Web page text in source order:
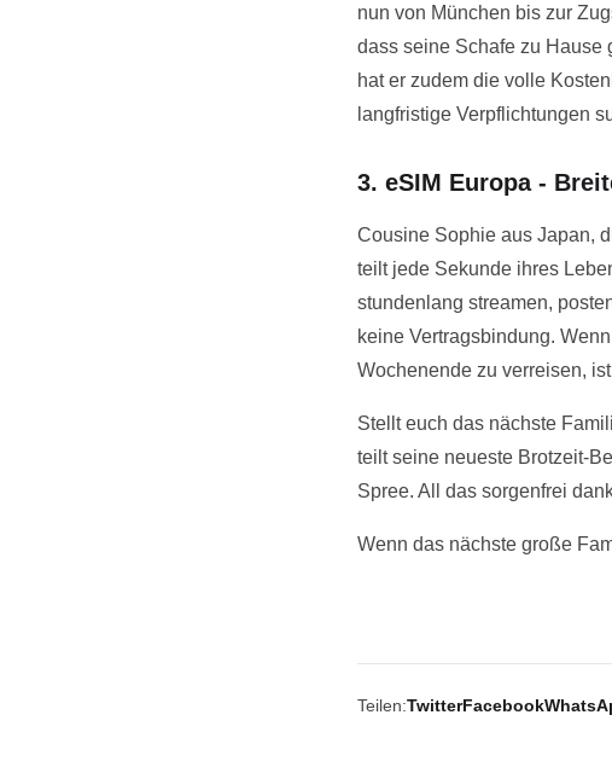
nun von München bis zur
dass seine Schafe zu Hause
hat er zudem die volle
langfristige Verpflichtungen
3. eSIM Europa-
Cousine Sophie aus Japan,
teilt jede Sekunde ihres
stundenlang streamen,
keine Vertragsbindung.
Wochenende zu verreisen,
Stellt euch das nächste
teilt seine neueste Brotzeit-
Spree. All das sorgenfrei
Wenn das nächste große
Teilen:TwitterFacebook